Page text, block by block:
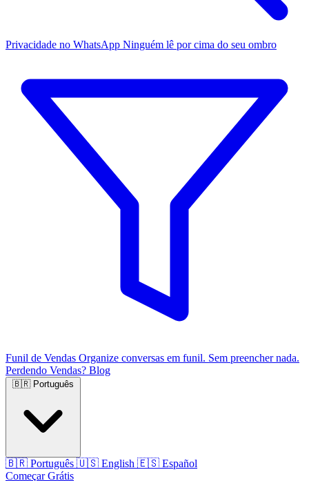
Privacidade no WhatsApp Ninguém lê por cima do seu ombro
Funil de Vendas Organize conversas em funil. Sem preencher nada.
Perdendo Vendas? Blog
🇧🇷 Português
🇧🇷 Português 🇺🇸 English 🇪🇸 Español
Começar Grátis